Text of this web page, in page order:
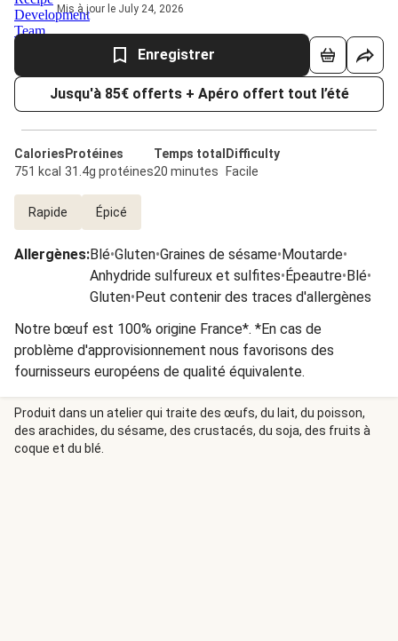
Mis à jour le July 24, 2026
Enregistrer
Jusqu'à 85€ offerts + Apéro offert tout l’été
Calories
751 kcal
Protéines
31.4g protéines
Temps total
20 minutes
Difficulty
Facile
Rapide Épicé
Allergènes:Blé•Gluten•Graines de sésame•Moutarde•
Anhydride sulfureux et sulfites•Épeautre•Blé•
Gluten•Peut contenir des traces d'allergènes
Notre bœuf est 100% origine France*. *En cas de
problème d'approvisionnement nous favorisons des
fournisseurs européens de qualité équivalente.
Produit dans un atelier qui traite des œufs, du lait, du poisson,
des arachides, du sésame, des crustacés, du soja, des fruits à
coque et du blé.